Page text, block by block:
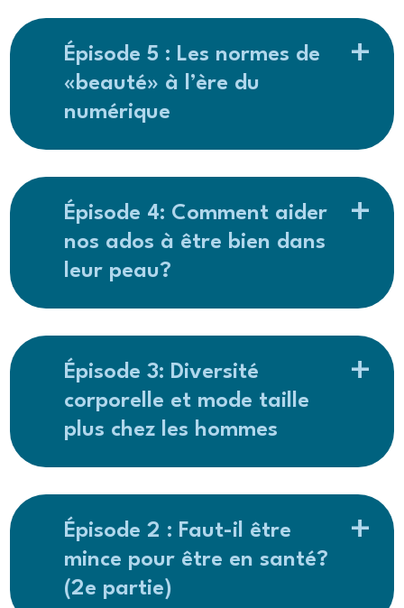
Épisode 5 : Les normes de
«beauté» à l’ère du
numérique
Épisode 4: Comment aider
nos ados à être bien dans
leur peau?
Épisode 3: Diversité
corporelle et mode taille
plus chez les hommes
Épisode 2 : Faut-il être
mince pour être en santé?
(2e partie)